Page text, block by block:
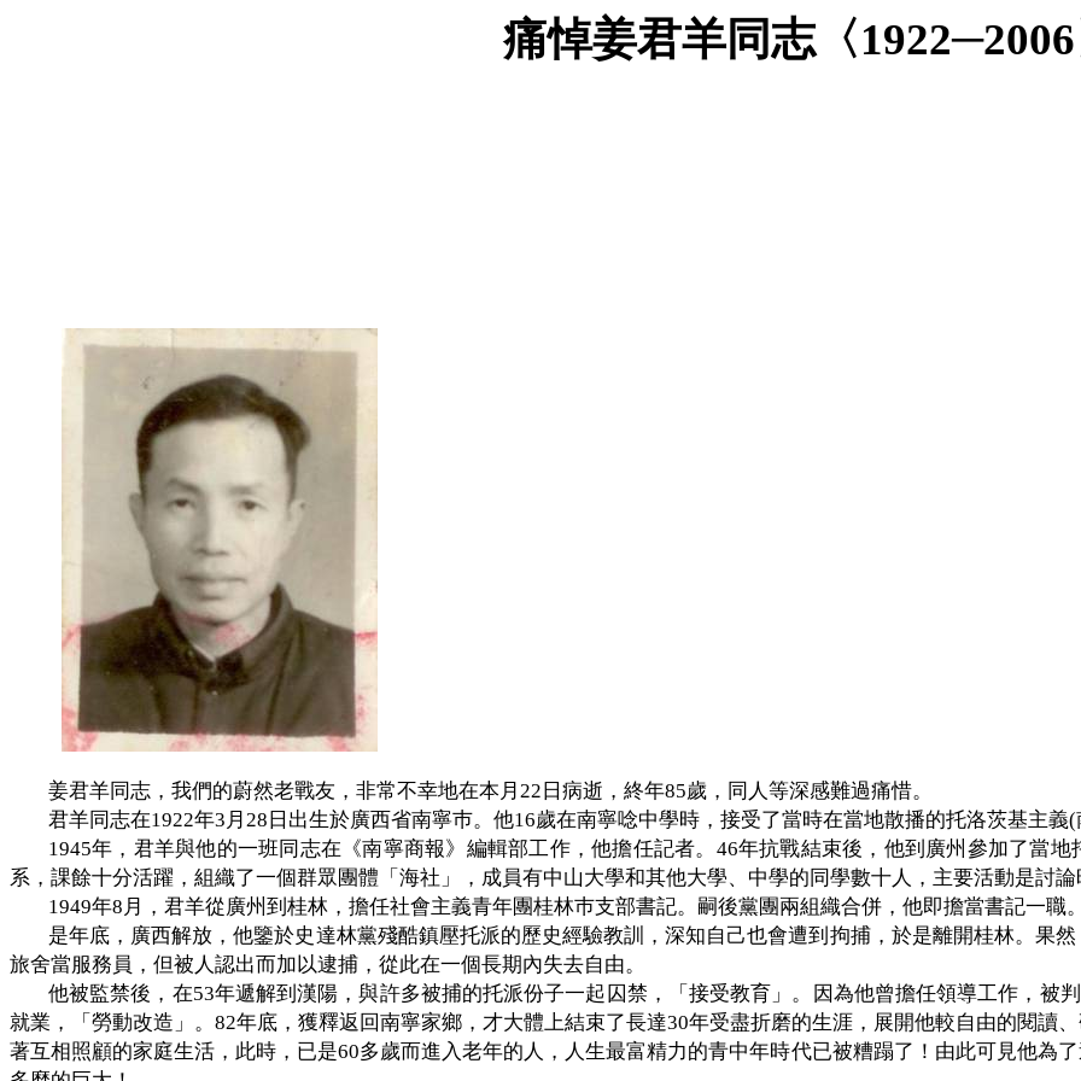
痛悼姜君羊同志〈1922─2006
姜君羊同志，我們的蔚然老戰友，非常不幸地在本月 22 日病逝，終年85歲，同人等深感難過痛惜。
君羊同志在1922年3 月 28 日出生於廣西省南寧巿。他16歲在南寧唸中學時，接受了當時在當地散播的托洛茨基主義(
1945年，君羊與他的一班同志在《南寧商報》編輯部工作，他擔任記者。 46年抗戰結束後，他到廣州參加了當
系，課餘十分活躍，組織了一個群眾團體「海社」，成員有中山大學和其他大學、中學的同學數十人，主要活動是討
1949年8 月，君羊從廣州到桂林，擔任社會主義青年團桂林巿支部書記。嗣後黨團兩組織合併，他即擔當書記一職。
是年底，廣西解放，他鑒於史達林黨殘酷鎮壓托派的歷史經驗教訓，深知自己也會遭到拘捕，於是離開桂林。果然
旅舍當服務員，但被人認出而加以逮捕，從此在一個長期內失去自由。
他被監禁後，在53年遞解到漢陽，與許多被捕的托派份子一起囚禁，「接受教育」。因為他曾擔任領導工作，被判
就業，「勞動改造」。 82年底，獲釋返回南寧家鄉，才大體上結束了長達30年受盡折磨的生涯，展開他較自由的閱讀
著互相照顧的家庭生活，此時，已是60多歲而進入老年的人，人生最富精力的青中年時代已被糟蹋了！由此可見他為